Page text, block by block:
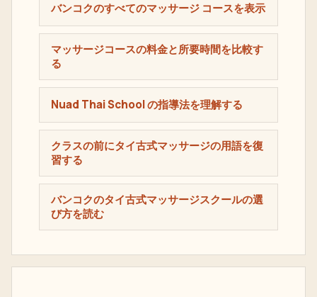
バンコクのすべてのマッサージ コースを表示
マッサージコースの料金と所要時間を比較す
る
Nuad Thai School の指導法を理解する
クラスの前にタイ古式マッサージの用語を復
習する
バンコクのタイ古式マッサージスクールの選
び方を読む